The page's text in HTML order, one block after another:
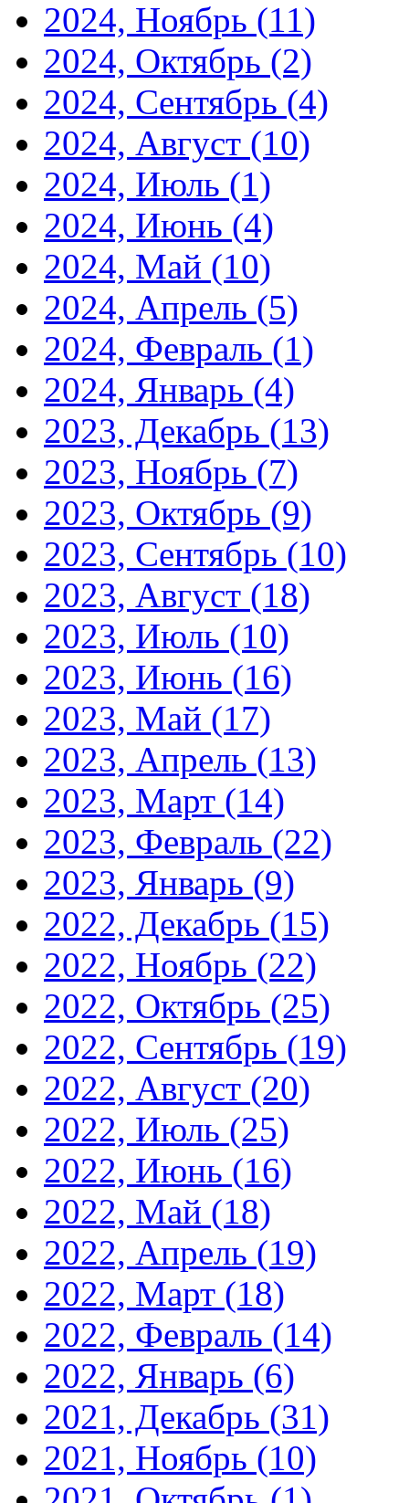
2024, Ноябрь (11)
2024, Октябрь (2)
2024, Сентябрь (4)
2024, Август (10)
2024, Июль (1)
2024, Июнь (4)
2024, Май (10)
2024, Апрель (5)
2024, Февраль (1)
2024, Январь (4)
2023, Декабрь (13)
2023, Ноябрь (7)
2023, Октябрь (9)
2023, Сентябрь (10)
2023, Август (18)
2023, Июль (10)
2023, Июнь (16)
2023, Май (17)
2023, Апрель (13)
2023, Март (14)
2023, Февраль (22)
2023, Январь (9)
2022, Декабрь (15)
2022, Ноябрь (22)
2022, Октябрь (25)
2022, Сентябрь (19)
2022, Август (20)
2022, Июль (25)
2022, Июнь (16)
2022, Май (18)
2022, Апрель (19)
2022, Март (18)
2022, Февраль (14)
2022, Январь (6)
2021, Декабрь (31)
2021, Ноябрь (10)